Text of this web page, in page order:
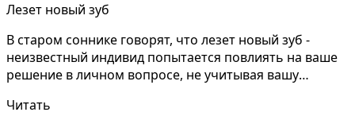
Лезет новый зуб
В старом соннике говорят, что лезет новый зуб -
неизвестный индивид попытается повлиять на ваше
решение в личном вопросе, не учитывая вашу
Читать